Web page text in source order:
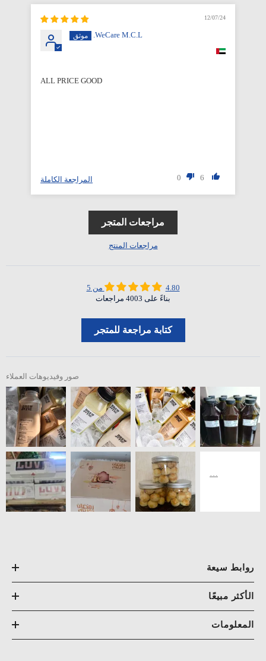
12/07/24
WeCare M.C.L.
ALL PRICE GOOD
6
0 المراجعة الكاملة
مراجعات المتجر
مراجعات المنتج
4.80 من 5
بناءً على 4003 مراجعات
كتابة مراجعة للمتجر
صور وفيديوهات العملاء
روابط سيعة
الأكثر مبيعًا
المعلومات